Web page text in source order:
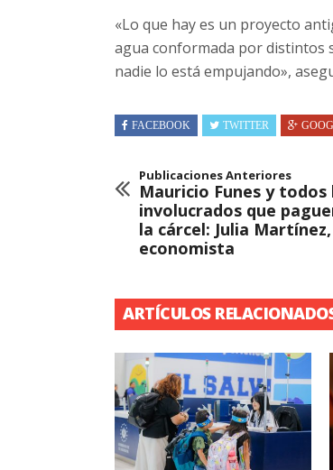
«Lo que hay es un proyecto
agua conformada por distintos
nadie lo está empujando»,
FACEBOOK TWITTER
Publicaciones Anteriores
Mauricio Funes y todos
involucrados que
la cárcel: Julia Martínez,
economista
ARTÍCULOS